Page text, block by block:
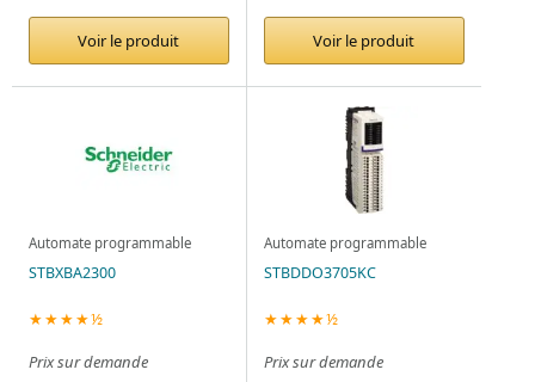
Voir le produit Voir le produit
Automate programmable
STBXBA2300
★★★★½
Prix sur demande
Automate programmable
STBDDO3705KC
★★★★½
Prix sur demande